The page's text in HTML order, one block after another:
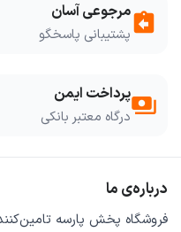
assignment_returnمرجوعی آسان
پشتیبانی پاسخگو
paymentsپرداخت ایمن
درگاه معتبر بانکی
درباره‌ی ما
فروشگاه پخش پارسه